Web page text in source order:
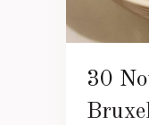
30